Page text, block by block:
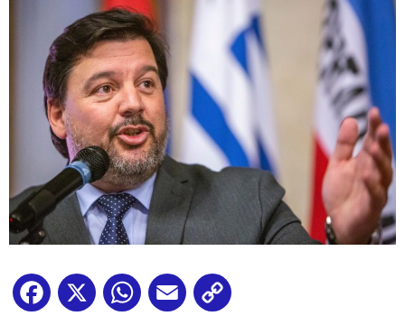
Facebook
X WhatsApp
Email